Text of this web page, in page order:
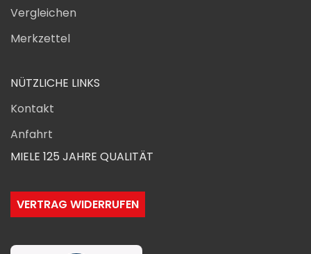
Vergleichen
Merkzettel
NÜTZLICHE LINKS
Kontakt
Anfahrt
MIELE 125 JAHRE QUALITÄT
VERTRAG WIDERRUFEN